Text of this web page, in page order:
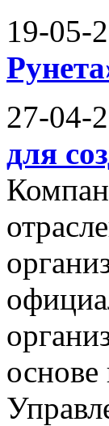
19-05-
27-04-
для